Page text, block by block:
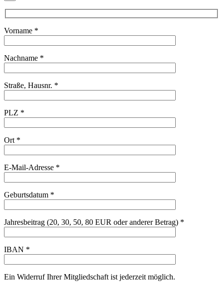
Vorname *
Nachname *
Straße, Hausnr. *
PLZ *
Ort *
E-Mail-Adresse *
Geburtsdatum *
Jahresbeitrag (20, 30, 50, 80 EUR oder anderer Betrag) *
IBAN *
Ein Widerruf Ihrer Mitgliedschaft ist jederzeit möglich.